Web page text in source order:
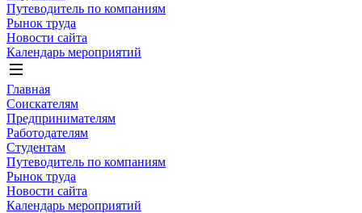
Путеводитель по компаниям
Рынок труда
Новости сайта
Календарь мероприятий
Главная
Соискателям
Предпринимателям
Работодателям
Студентам
Путеводитель по компаниям
Рынок труда
Новости сайта
Календарь мероприятий